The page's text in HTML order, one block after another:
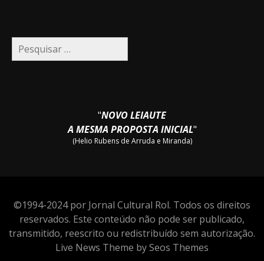
Pesquisar
por:
"NOVO LEIAUTE
A MESMA PROPOSTA INICIAL"
(Helio Rubens de Arruda e Miranda)
©1994-2024 por Jornal Cultural Rol. Todos os direitos
reservados. Este conteúdo não pode ser publicado,
transmitido, reescrito ou redistribuído sem autorização.
Live News Theme by Seos Themes